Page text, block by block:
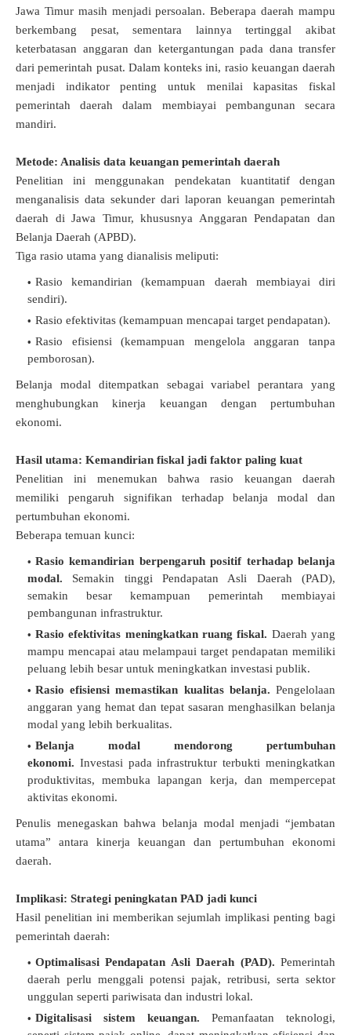
Jawa Timur masih menjadi persoalan. Beberapa daerah mampu
berkembang pesat, sementara lainnya tertinggal akibat
keterbatasan anggaran dan ketergantungan pada dana transfer
dari pemerintah pusat. Dalam konteks ini, rasio keuangan daerah
menjadi indikator penting untuk menilai kapasitas fiskal
pemerintah daerah dalam membiayai pembangunan secara
mandiri.
Metode: Analisis data keuangan pemerintah daerah
Penelitian ini menggunakan pendekatan kuantitatif dengan
menganalisis data sekunder dari laporan keuangan pemerintah
daerah di Jawa Timur, khususnya Anggaran Pendapatan dan
Belanja Daerah (APBD).
Tiga rasio utama yang dianalisis meliputi:
Rasio kemandirian (kemampuan daerah membiayai diri
sendiri).
Rasio efektivitas (kemampuan mencapai target pendapatan).
Rasio efisiensi (kemampuan mengelola anggaran tanpa
pemborosan).
Belanja modal ditempatkan sebagai variabel perantara yang
menghubungkan kinerja keuangan dengan pertumbuhan
ekonomi.
Hasil utama: Kemandirian fiskal jadi faktor paling kuat
Penelitian ini menemukan bahwa rasio keuangan daerah
memiliki pengaruh signifikan terhadap belanja modal dan
pertumbuhan ekonomi.
Beberapa temuan kunci:
Rasio kemandirian berpengaruh positif terhadap belanja
modal. Semakin tinggi Pendapatan Asli Daerah (PAD),
semakin besar kemampuan pemerintah membiayai
pembangunan infrastruktur.
Rasio efektivitas meningkatkan ruang fiskal. Daerah yang
mampu mencapai atau melampaui target pendapatan memiliki
peluang lebih besar untuk meningkatkan investasi publik.
Rasio efisiensi memastikan kualitas belanja. Pengelolaan
anggaran yang hemat dan tepat sasaran menghasilkan belanja
modal yang lebih berkualitas.
Belanja modal mendorong pertumbuhan
ekonomi. Investasi pada infrastruktur terbukti meningkatkan
produktivitas, membuka lapangan kerja, dan mempercepat
aktivitas ekonomi.
Penulis menegaskan bahwa belanja modal menjadi “jembatan
utama” antara kinerja keuangan dan pertumbuhan ekonomi
daerah.
Implikasi: Strategi peningkatan PAD jadi kunci
Hasil penelitian ini memberikan sejumlah implikasi penting bagi
pemerintah daerah:
Optimalisasi Pendapatan Asli Daerah (PAD). Pemerintah
daerah perlu menggali potensi pajak, retribusi, serta sektor
unggulan seperti pariwisata dan industri lokal.
Digitalisasi sistem keuangan. Pemanfaatan teknologi,